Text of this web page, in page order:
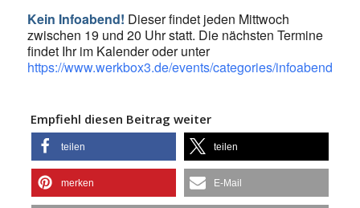
Kein Infoabend! Dieser findet jeden Mittwoch
zwischen 19 und 20 Uhr statt. Die nächsten Termine
findet Ihr im Kalender oder unter
https://www.werkbox3.de/events/categories/infoabend/
Empfiehl diesen Beitrag weiter
teilen teilen
merken E-Mail